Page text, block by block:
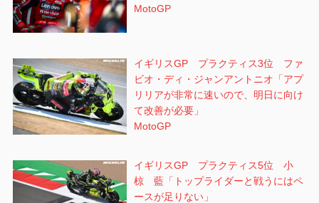
MotoGP
イギリスGP プラクティス3位 ファ
ビオ・ディ・ジャンアントニオ「アプ
リリアが非常に速いので、明日に向け
て改善が必要」
MotoGP
イギリスGP プラクティス5位 小
椋 藍「トップライダーと戦うにはペ
ースが足りない」